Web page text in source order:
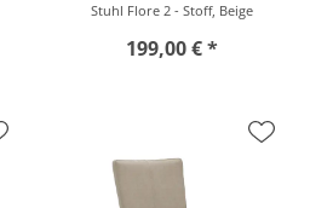
Stuhl Flore 2 - Stoff, Beige
199,00 € *